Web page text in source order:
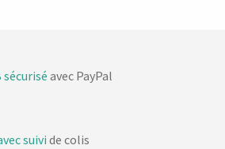
sécurisé avec PayPal
suivi de colis